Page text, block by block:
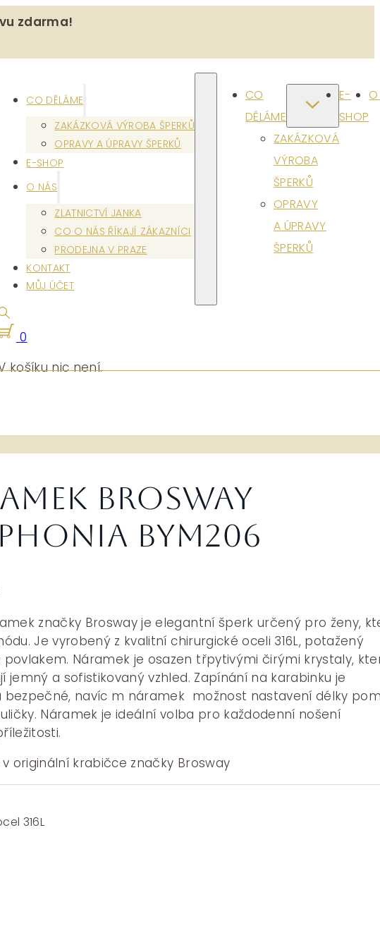
zdarma!
CO DĚLÁME
ZAKÁZKOVÁ VÝROBA ŠPERKŮ
OPRAVY A ÚPRAVY ŠPERKŮ
E-SHOP
O NÁS
ZLATNICTVÍ JANKA
CO O NÁS ŘÍKAJÍ ZÁKAZNÍCI
PRODEJNA V PRAZE
KONTAKT
MŮJ ÚČET
CO
DĚLÁME
ZAKÁZKOVÁ
VÝROBA
ŠPERKŮ
OPRAVY
A ÚPRAVY
ŠPERKŮ
E-
SHOP
0
košíku nic není.
Brosway
BYM206
značky Brosway je elegantní šperk určený pro ženy,
Je vyrobený z kvalitní chirurgické oceli 316L, potažený
povlakem. Náramek je osazen třpytivými čirými krystaly,
jemný a sofistikovaný vzhled. Zapínání na karabinku je
bezpečné, navíc m náramek možnost nastavení délky
Náramek je ideální volba pro každodenní nošení
originální krabičce značky Brosway
316L